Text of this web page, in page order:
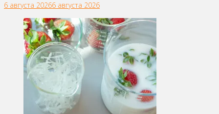
6 августа 20266 августа 2026